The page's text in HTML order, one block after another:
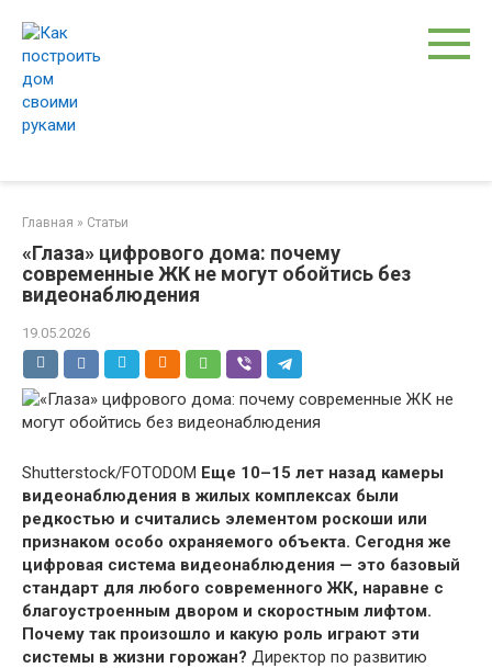
контенту
Главная » Статьи
«Глаза» цифрового дома: почему
современные ЖК не могут обойтись без
видеонаблюдения
19.05.2026
Shutterstock/FOTODOM Еще 10–15 лет назад камеры
видеонаблюдения в жилых комплексах были
редкостью и считались элементом роскоши или
признаком особо охраняемого объекта. Сегодня же
цифровая система видеонаблюдения — это базовый
стандарт для любого современного ЖК, наравне с
благоустроенным двором и скоростным лифтом.
Почему так произошло и какую роль играют эти
системы в жизни горожан? Директор по развитию